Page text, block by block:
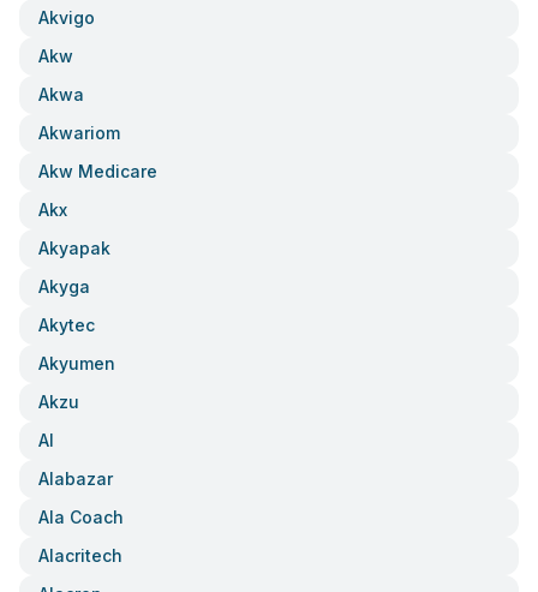
Akvigo
Akw
Akwa
Akwariom
Akw Medicare
Akx
Akyapak
Akyga
Akytec
Akyumen
Akzu
Al
Alabazar
Ala Coach
Alacritech